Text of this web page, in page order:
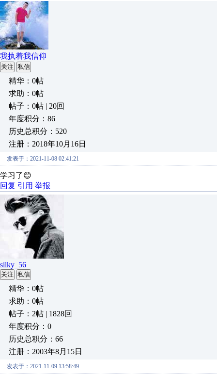
我执着我信仰
关注 私信
精华：0帖
求助：0帖
帖子：0帖 | 20回
年度积分：86
历史总积分：520
注册：2018年10月16日
发表于：2021-11-08 02:41:21
学习了😊
回复 引用 举报
silky_56
关注 私信
精华：0帖
求助：0帖
帖子：2帖 | 1828回
年度积分：0
历史总积分：66
注册：2003年8月15日
发表于：2021-11-09 13:58:49